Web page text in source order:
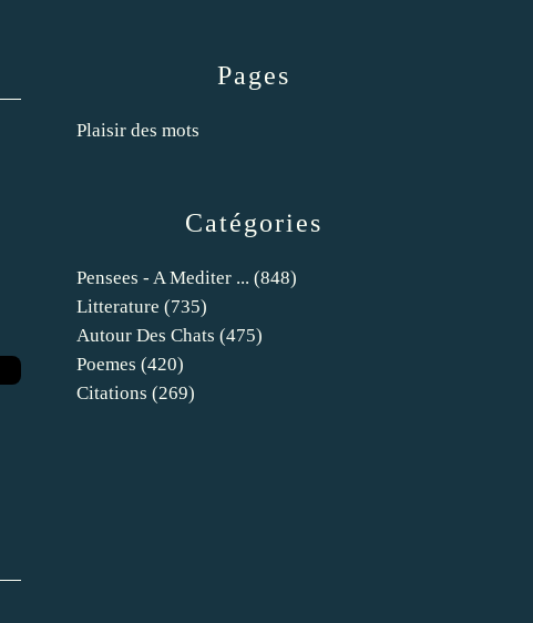
Catégories
Pensees - A Mediter ... (848)
Litterature (735)
Autour Des Chats (475)
Poemes (420)
Citations (269)
Pages
Plaisir des mots